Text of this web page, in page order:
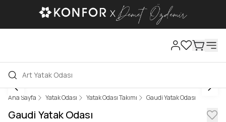
Ana Sayfa Yatak Odası Yatak Odası Takımı Gaudi Yatak Odası
Gaudi Yatak Odası